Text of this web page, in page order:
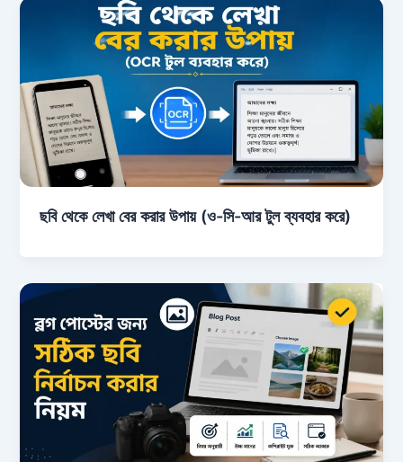
ছবি থেকে লেখা বের করার উপায় (ও-সি-আর টুল ব্যবহার করে)